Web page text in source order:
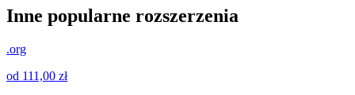
Inne popularne rozszerzenia
.org
od 111,00 zł